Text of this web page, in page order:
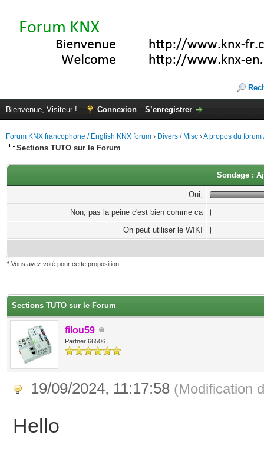
Bienvenue, Visiteur ! Connexion S’enregistrer
Forum KNX francophone / English KNX forum › Divers / Misc ›A propos du forum
Sections TUTO sur le Forum
Sondage :
Oui,
Non, pas la peine c'est bien comme ca
On peut utiliser le WIKI
* Vous avez voté pour cette proposition.
Sections TUTO sur le Forum
filou59
Partner 66506
19/09/2024, 11:17:58 (Modification
Hello